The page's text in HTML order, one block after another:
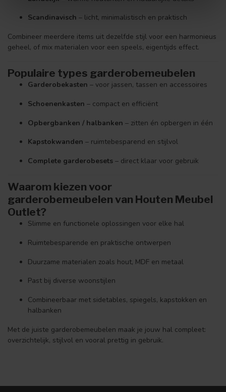
Scandinavisch – licht, minimalistisch en praktisch
Combineer meerdere items uit dezelfde stijl voor een harmonieus
geheel, of mix materialen voor een speels, eigentijds effect.
Populaire types garderobemeubelen
Garderobekasten – voor jassen, tassen en accessoires
Schoenenkasten – compact en efficiënt
Opbergbanken / halbanken – zitten én opbergen in één
Kapstokwanden – ruimtebesparend en stijlvol
Complete garderobesets – direct klaar voor gebruik
Waarom kiezen voor
garderobemeubelen van Houten Meubel
Outlet?
Slimme en functionele oplossingen voor elke hal
Ruimtebesparende en praktische ontwerpen
Duurzame materialen zoals hout, MDF en metaal
Past bij diverse woonstijlen
Combineerbaar met sidetables, spiegels, kapstokken en
halbanken
Met de juiste garderobemeubelen maak je jouw hal compleet:
overzichtelijk, stijlvol en vooral prettig in gebruik.